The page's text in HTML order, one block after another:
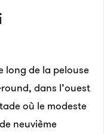
long de la pelouse
dans l’ouest
où le modeste
neuvième